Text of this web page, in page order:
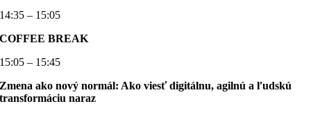
14:35 – 15:05
COFFEE BREAK
15:05 – 15:45
Zmena ako nový normál: Ako viesť digitálnu, agilnú a ľudskú
transformáciu naraz